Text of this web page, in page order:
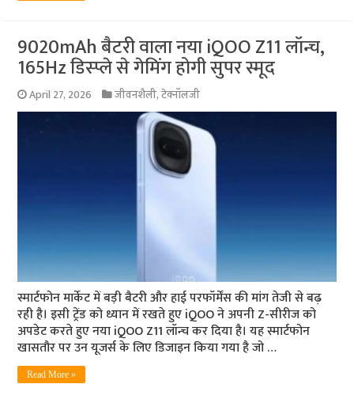
9020mAh बैटरी वाला नया iQOO Z11 लॉन्च,
165Hz डिस्प्ले से गेमिंग होगी सुपर स्मूद
April 27, 2026 जीवनशैली,टेक्नॉलजी
स्मार्टफोन मार्केट में बड़ी बैटरी और हाई परफॉर्मेंस की मांग तेजी से बढ़
रही है। इसी ट्रेंड को ध्यान में रखते हुए iQOO ने अपनी Z-सीरीज को
अपडेट करते हुए नया iQOO Z11 लॉन्च कर दिया है। यह स्मार्टफोन
खासतौर पर उन यूजर्स के लिए डिजाइन किया गया है जो …
Read More »